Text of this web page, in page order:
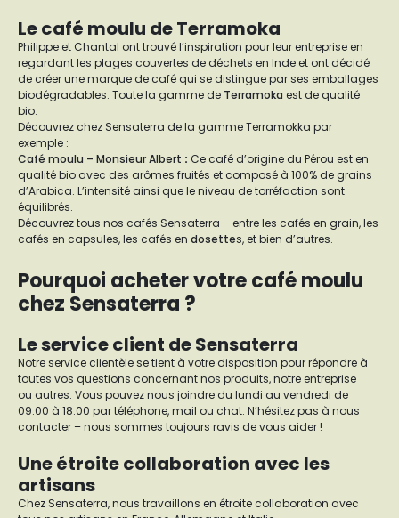
Le café moulu de Terramoka
Philippe et Chantal ont trouvé l’inspiration pour leur entreprise en
regardant les plages couvertes de déchets en Inde et ont décidé
de créer une marque de café qui se distingue par ses emballages
biodégradables. Toute la gamme de Terramoka est de qualité
bio.
Découvrez chez Sensaterra de la gamme Terramokka par
exemple :
Café moulu – Monsieur Albert : Ce café d’origine du Pérou est en
qualité bio avec des arômes fruités et composé à 100% de grains
d’Arabica. L’intensité ainsi que le niveau de torréfaction sont
équilibrés.
Découvrez tous nos cafés Sensaterra – entre les cafés en grain, les
cafés en capsules, les cafés en dosettes, et bien d’autres.
Pourquoi acheter votre café moulu
chez Sensaterra ?
Le service client de Sensaterra
Notre service clientèle se tient à votre disposition pour répondre à
toutes vos questions concernant nos produits, notre entreprise
ou autres. Vous pouvez nous joindre du lundi au vendredi de
09:00 à 18:00 par téléphone, mail ou chat. N’hésitez pas à nous
contacter – nous sommes toujours ravis de vous aider !
Une étroite collaboration avec les
artisans
Chez Sensaterra, nous travaillons en étroite collaboration avec